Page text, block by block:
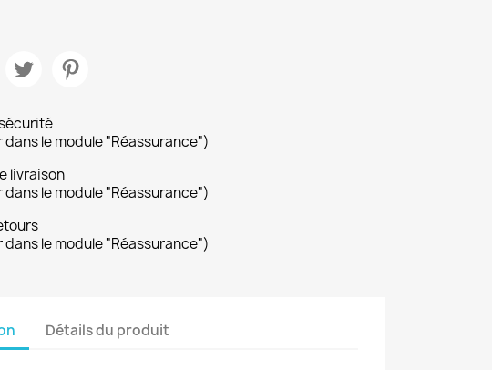
le module "Réassurance")
livraison
le module "Réassurance")
le module "Réassurance")
Détails du produit